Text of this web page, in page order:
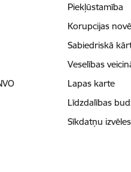
Piekļūstamība
Korupcijas
Sabiedriskā
Veselības
Lapas karte
Līdzdalības
Sīkdatņu